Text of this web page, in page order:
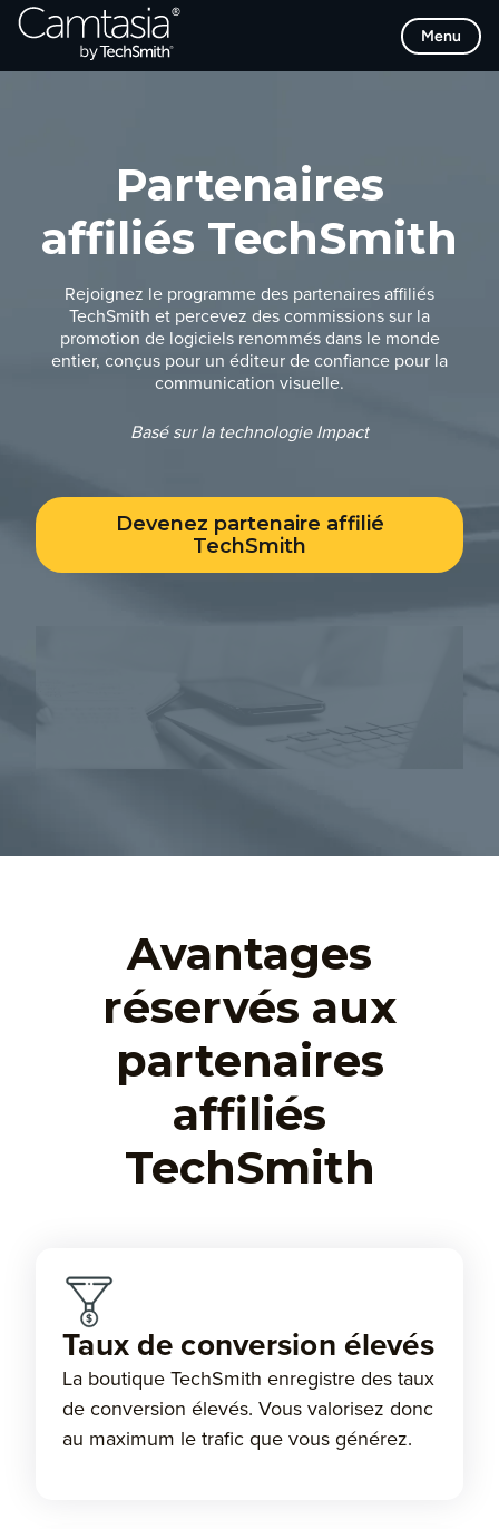
Passer
directement
Menu
Partenaires
affiliés TechSmith
Rejoignez le programme des partenaires affiliés
TechSmith et percevez des commissions sur la
promotion de logiciels renommés dans le monde
entier, conçus pour un éditeur de confiance pour la
communication visuelle.
Basé sur la technologie Impact
Devenez partenaire affilié
TechSmith
Avantages
réservés aux
partenaires
affiliés
TechSmith
Taux de conversion élevés
La boutique TechSmith enregistre des taux
de conversion élevés. Vous valorisez donc
au maximum le trafic que vous générez.